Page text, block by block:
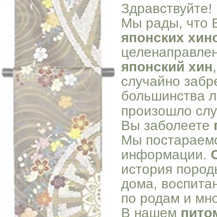
Здравствуйте!
Мы рады, что
японских
японский хин
случайно
большинства
произошло
Вы заболеете
Мы
информации.
история
дома,
по родам и
В нашем